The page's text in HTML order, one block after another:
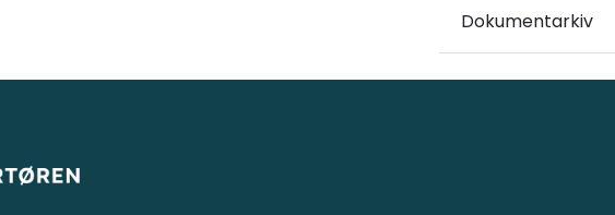
Dokumentarkiv